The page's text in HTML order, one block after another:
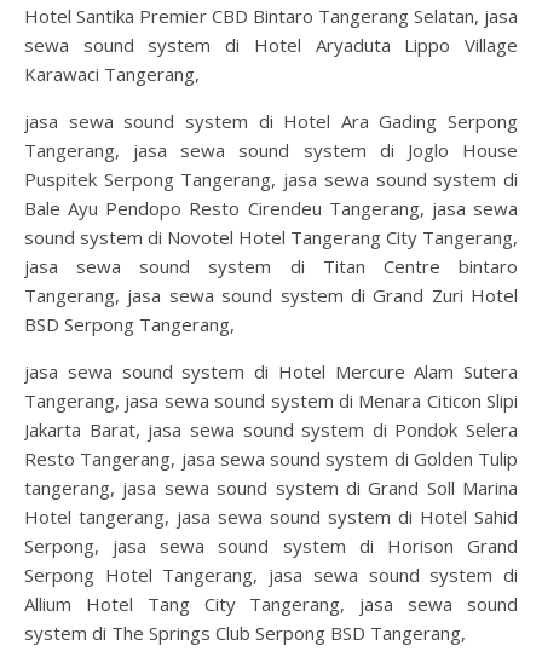
Hotel Santika Premier CBD Bintaro Tangerang Selatan, jasa
sewa sound system di Hotel Aryaduta Lippo Village
Karawaci Tangerang,
jasa sewa sound system di Hotel Ara Gading Serpong
Tangerang, jasa sewa sound system di Joglo House
Puspitek Serpong Tangerang, jasa sewa sound system di
Bale Ayu Pendopo Resto Cirendeu Tangerang, jasa sewa
sound system di Novotel Hotel Tangerang City Tangerang,
jasa sewa sound system di Titan Centre bintaro
Tangerang, jasa sewa sound system di Grand Zuri Hotel
BSD Serpong Tangerang,
jasa sewa sound system di Hotel Mercure Alam Sutera
Tangerang, jasa sewa sound system di Menara Citicon Slipi
Jakarta Barat, jasa sewa sound system di Pondok Selera
Resto Tangerang, jasa sewa sound system di Golden Tulip
tangerang, jasa sewa sound system di Grand Soll Marina
Hotel tangerang, jasa sewa sound system di Hotel Sahid
Serpong, jasa sewa sound system di Horison Grand
Serpong Hotel Tangerang, jasa sewa sound system di
Allium Hotel Tang City Tangerang, jasa sewa sound
system di The Springs Club Serpong BSD Tangerang,